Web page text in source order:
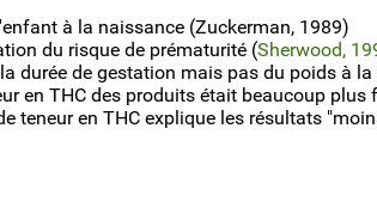
à la naissance (Zuckerman, 1989)
du risque de prématurité (Sherwood,
durée de gestation mais pas du poids à la
en THC des produits était beaucoup plus
teneur en THC explique les résultats